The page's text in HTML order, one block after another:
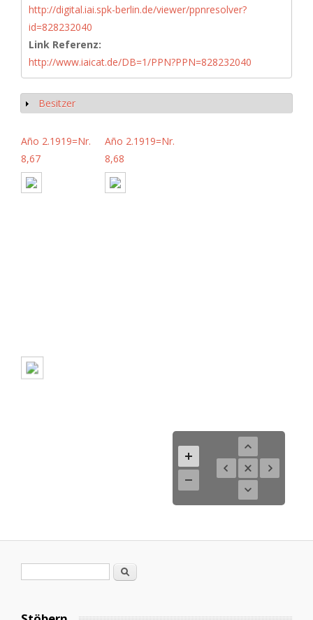
http://digital.iai.spk-berlin.de/viewer/ppnresolver?
id=828232040
Link Referenz:
http://www.iaicat.de/DB=1/PPN?PPN=828232040
Show
Besitzer
Año 2.1919=Nr.
8,67
Año 2.1919=Nr.
8,68
Search